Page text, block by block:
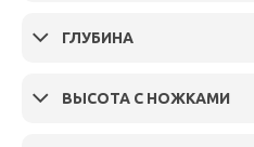
ГЛУБИНА
ВЫСОТА С НОЖКАМИ